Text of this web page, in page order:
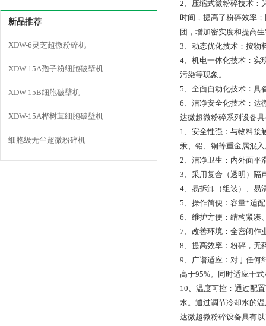
新品推荐
XDW-6灵芝超微粉碎机
XDW-15A孢子粉细胞破壁机
XDW-15B细胞破壁机
XDW-15A桦树茸细胞破壁机
细胞级无尘超微粉碎机
2、压缩式微粉碎技术：
时间，提高了粉碎效率
团，增加密实度和提高
3、动态优化技术：按物
4、机电一体化技术：实
污染等现象。
5、全面自动化技术：具
6、洁净安全化技术：达
达微超微粉碎系列设备
1、安全性强：与物料接
汞、铅、铜等重金属混
2、洁净卫生：内外面平
3、采用复合（透明）隔
4、易拆卸（组装）、易
5、操作简便：容量*适
6、维护方便：结构紧凑
7、改善环境：全密闭作
8、提高效率：粉碎，无
9、广谱适应：对于任何
高于95%。同时适应干
10、温度可控：通过配
水。通过调节冷却水的
达微超微粉碎设备具有